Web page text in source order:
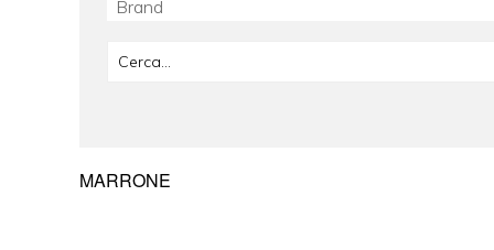
MARRONE